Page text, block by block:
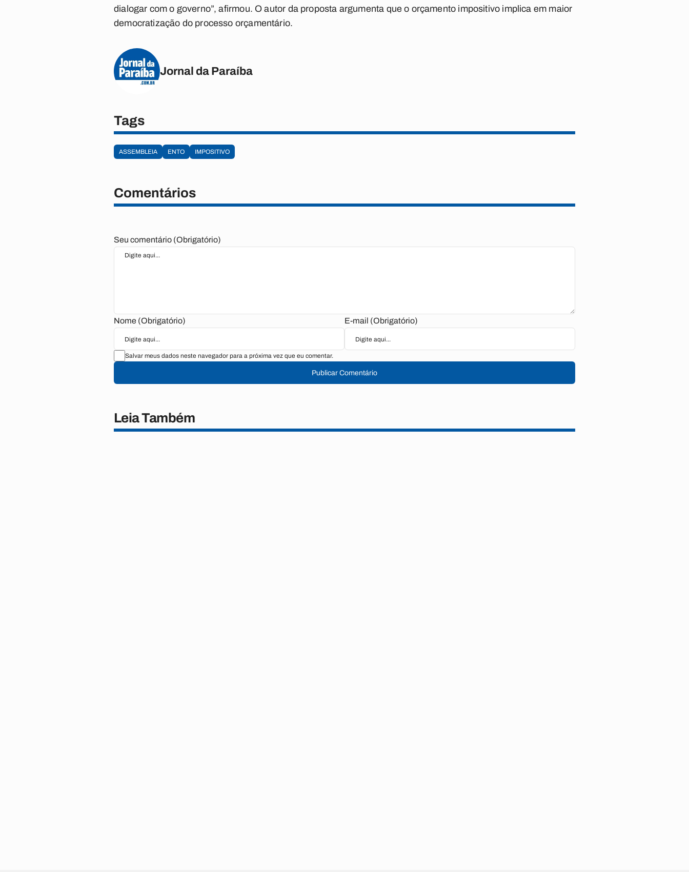
dialogar com o governo”, afirmou. O autor da proposta argumenta que o orçamento impositivo implica em maior
democratização do processo orçamentário.
Jornal da Paraíba
Tags
ASSEMBLEIA ENTO IMPOSITIVO
Comentários
Seu comentário (Obrigatório)
Nome (Obrigatório) E-mail (Obrigatório)
Salvar meus dados neste navegador para a próxima vez que eu comentar.
Publicar Comentário
Leia Também